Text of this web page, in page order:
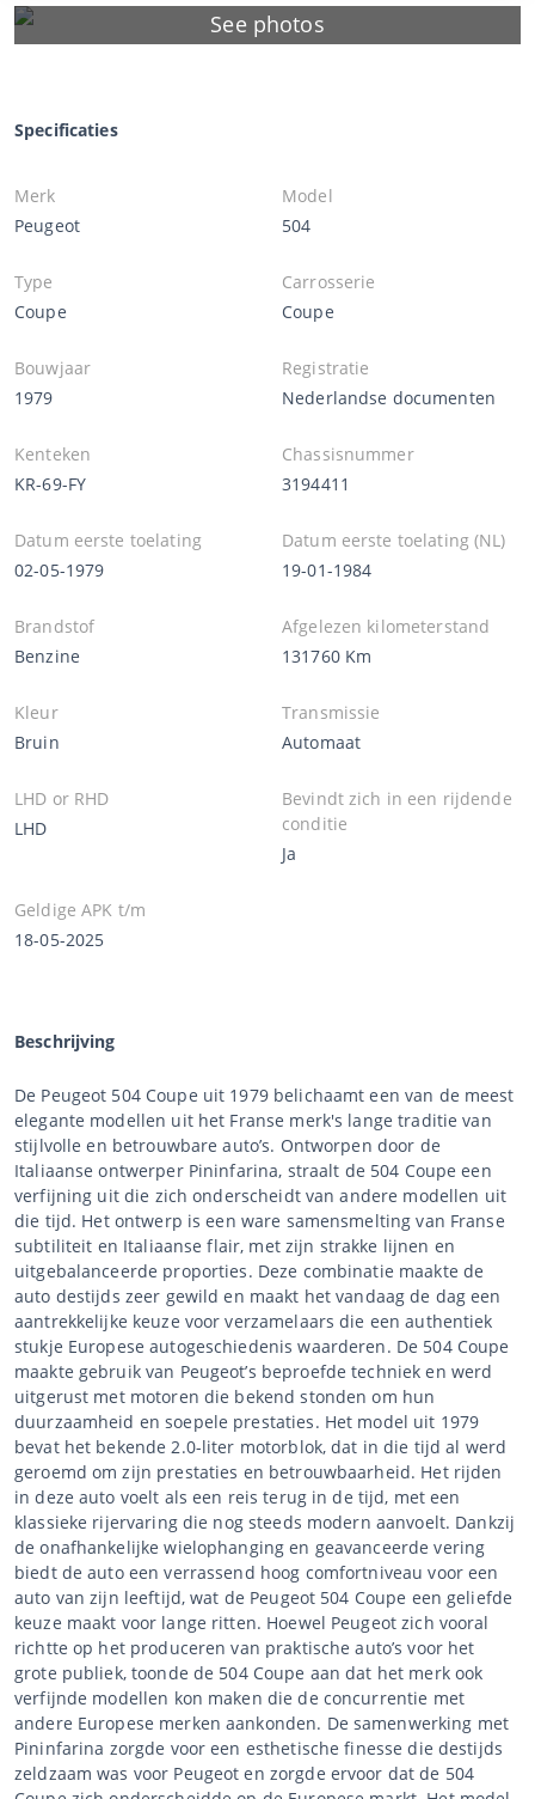
See photos
Specificaties
Merk
Peugeot
Model
504
Type
Coupe
Carrosserie
Coupe
Bouwjaar
1979
Registratie
Nederlandse documenten
Kenteken
KR-69-FY
Chassisnummer
3194411
Datum eerste toelating
02-05-1979
Datum eerste toelating (NL)
19-01-1984
Brandstof
Benzine
Afgelezen kilometerstand
131760 Km
Kleur
Bruin
Transmissie
Automaat
LHD or RHD
LHD
Bevindt zich in een rijdende
conditie
Ja
Geldige APK t/m
18-05-2025
Beschrijving
De Peugeot 504 Coupe uit 1979 belichaamt een van de meest
elegante modellen uit het Franse merk's lange traditie van
stijlvolle en betrouwbare auto’s. Ontworpen door de
Italiaanse ontwerper Pininfarina, straalt de 504 Coupe een
verfijning uit die zich onderscheidt van andere modellen uit
die tijd. Het ontwerp is een ware samensmelting van Franse
subtiliteit en Italiaanse flair, met zijn strakke lijnen en
uitgebalanceerde proporties. Deze combinatie maakte de
auto destijds zeer gewild en maakt het vandaag de dag een
aantrekkelijke keuze voor verzamelaars die een authentiek
stukje Europese autogeschiedenis waarderen. De 504 Coupe
maakte gebruik van Peugeot’s beproefde techniek en werd
uitgerust met motoren die bekend stonden om hun
duurzaamheid en soepele prestaties. Het model uit 1979
bevat het bekende 2.0-liter motorblok, dat in die tijd al werd
geroemd om zijn prestaties en betrouwbaarheid. Het rijden
in deze auto voelt als een reis terug in de tijd, met een
klassieke rijervaring die nog steeds modern aanvoelt. Dankzij
de onafhankelijke wielophanging en geavanceerde vering
biedt de auto een verrassend hoog comfortniveau voor een
auto van zijn leeftijd, wat de Peugeot 504 Coupe een geliefde
keuze maakt voor lange ritten. Hoewel Peugeot zich vooral
richtte op het produceren van praktische auto’s voor het
grote publiek, toonde de 504 Coupe aan dat het merk ook
verfijnde modellen kon maken die de concurrentie met
andere Europese merken aankonden. De samenwerking met
Pininfarina zorgde voor een esthetische finesse die destijds
zeldzaam was voor Peugeot en zorgde ervoor dat de 504